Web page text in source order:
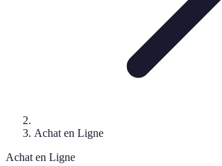
Achat en Ligne
Achat en Ligne